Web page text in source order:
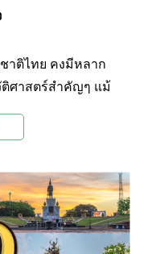
าติไทย คงมีหลาก
ศาสตร์สำคัญๆ แม้
ชนบรรพบุรุษไทย
ถานที่ทาง
ยู่เสมอ วันนี้
ะวัติศาสตร์ที่อยู่ใน
งเทพฯ อีกด้วยนะ